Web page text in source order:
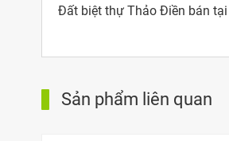
Đất biệt thự Thảo Điền bán
Sản phẩm liên quan